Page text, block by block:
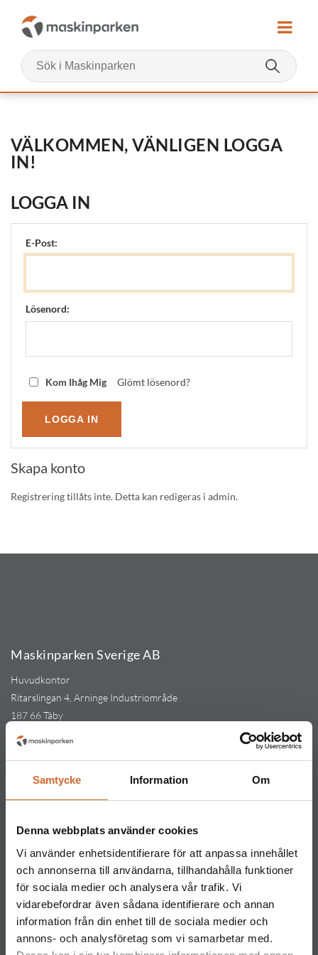
Samtycke Information Om
Denna webbplats använder cookies
Vi använder enhetsidentifierare för att anpassa innehållet
och annonserna till användarna, tillhandahålla funktioner
för sociala medier och analysera vår trafik. Vi
vidarebefordrar även sådana identifierare och annan
information från din enhet till de sociala medier och
annons- och analysföretag som vi samarbetar med.
VÄLKOMMEN, VÄNLIGEN LOGGA
IN!
LOGGA IN
E-Post:
Lösenord:
Kom Ihåg Mig Glömt lösenord?
Skapa konto
Registrering tillåts inte. Detta kan redigeras i admin.
Maskinparken Sverige AB
Huvudkontor
Ritarslingan 4, Arninge Industriområde
187 66 Täby
Tel:
Orgnr: 559217-5763
Kontakt
Maskinparken Stockholm
stockholm@maskinparken.se
Maskinparken Göteborg
031-711 30 10
goteborg@maskinparken.se
Maskinparken Malmö
040-40 40 20